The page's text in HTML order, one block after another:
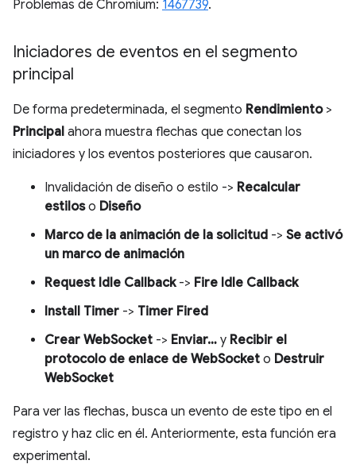
Problemas de Chromium: 1467739.
Iniciadores de eventos en el segmento
principal
De forma predeterminada, el segmento Rendimiento>
Principal ahora muestra flechas que conectan los
iniciadores y los eventos posteriores que causaron.
Invalidación de diseño o estilo -> Recalcular
estiloso Diseño
Marco de la animación de la solicitud -> Se activó
un marco de animación
Request Idle Callback-> Fire Idle Callback
Install Timer -> Timer Fired
Crear WebSocket -> Enviar… y Recibir el
protocolo de enlace de WebSocket o Destruir
WebSocket
Para ver las flechas, busca un evento de este tipo en el
registro y haz clic en él. Anteriormente, esta función era
experimental.